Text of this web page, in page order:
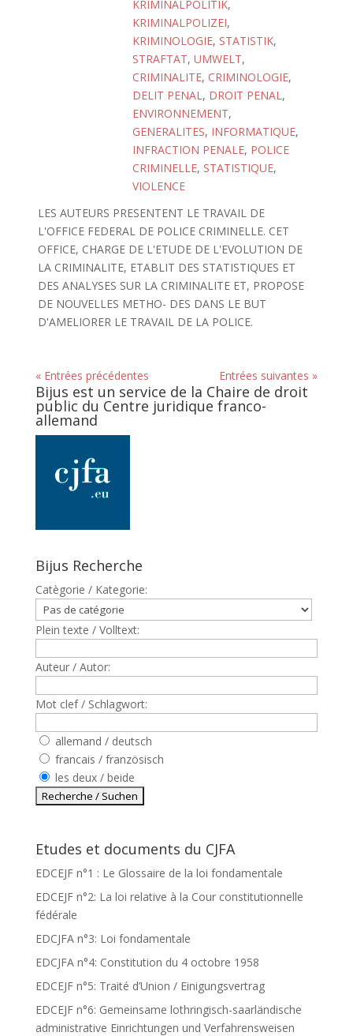
KRIMINALPOLITIK,
KRIMINALPOLIZEI,
KRIMINOLOGIE, STATISTIK,
STRAFTAT, UMWELT,
CRIMINALITE, CRIMINOLOGIE,
DELIT PENAL, DROIT PENAL,
ENVIRONNEMENT,
GENERALITES, INFORMATIQUE,
INFRACTION PENALE, POLICE
CRIMINELLE, STATISTIQUE,
VIOLENCE
LES AUTEURS PRESENTENT LE TRAVAIL DE
L'OFFICE FEDERAL DE POLICE CRIMINELLE. CET
OFFICE, CHARGE DE L'ETUDE DE L'EVOLUTION DE
LA CRIMINALITE, ETABLIT DES STATISTIQUES ET
DES ANALYSES SUR LA CRIMINALITE ET, PROPOSE
DE NOUVELLES METHO- DES DANS LE BUT
D'AMELIORER LE TRAVAIL DE LA POLICE.
« Entrées précédentes Entrées suivantes »
Bijus est un service de la Chaire de droit
public du Centre juridique franco-
allemand
Bijus Recherche
Catègorie / Kategorie:
Plein texte / Volltext:
Auteur / Autor:
Mot clef / Schlagwort:
allemand / deutsch
francais / französisch
les deux / beide
Etudes et documents du CJFA
EDCEJF n°1 : Le Glossaire de la loi fondamentale
EDCEJF n°2: La loi relative à la Cour constitutionnelle
fédérale
EDCJFA n°3: Loi fondamentale
EDCJFA n°4: Constitution du 4 octobre 1958
EDCEJF n°5: Traité d’Union / Einigungsvertrag
EDCEJF n°6: Gemeinsame lothringisch-saarländische
administrative Einrichtungen und Verfahrensweisen